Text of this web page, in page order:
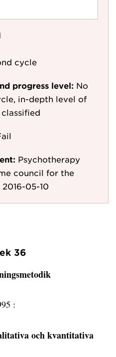
cycle
progress level: No
in-depth level of
Psychotherapy
council for the
05-10
36
:
och kvantitativa